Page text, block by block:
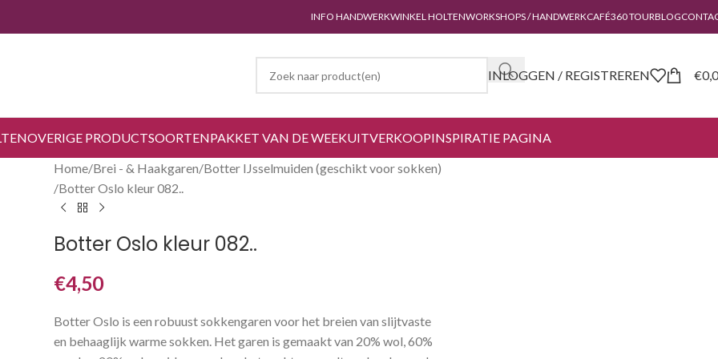
INFO HANDWERKWINKEL HOLTENWORKSHOPS / HANDWERKCAFÉ360 TOURBLOG
INLOGGEN / REGISTREREN €
OVERIGE PRODUCTSOORTENPAKKET VAN DE WEEKUITVERKOOPINSPIRATIE PAGINA
Home Brei - & Haakgaren Botter IJsselmuiden (geschikt voor sokken)
Botter Oslo kleur 082..
Botter Oslo kleur 082..
€4,50
Botter Oslo is een robuust sokkengaren voor het breien van slijtvaste
en behaaglijk warme sokken. Het garen is gemaakt van 20% wol, 60%